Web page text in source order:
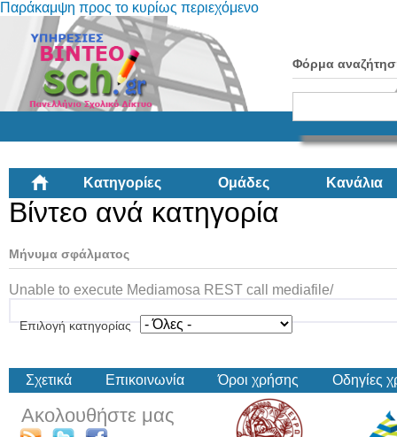
Παράκαμψη προς το κυρίως περιεχόμενο
Φόρμα
Κατηγορίες Ομάδες Κανάλια
Βίντεο ανά κατηγορία
Μήνυμα σφάλματος
Unable to execute Mediamosa REST call mediafile/
Επιλογή κατηγορίας
Σχετικά Επικοινωνία Όροι χρήσης Οδηγίες
Ακολουθήστε μας